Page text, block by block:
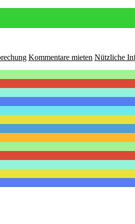
Kommentare mieten Nützliche